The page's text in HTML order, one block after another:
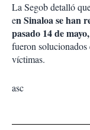
La Segob detalló
en Sinaloa se han
pasado 14 de
fueron solucionados
víctimas.
asc